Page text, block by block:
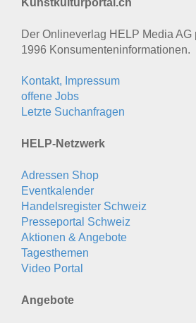
Kunstkulturportal.ch
Der Onlineverlag HELP Media AG
1996 Konsumenten­informationen.
Kontakt, Impressum
offene Jobs
Letzte Suchanfragen
HELP-Netzwerk
Adressen Shop
Eventkalender
Handelsregister Schweiz
Presseportal Schweiz
Aktionen & Angebote
Tagesthemen
Video Portal
Angebote